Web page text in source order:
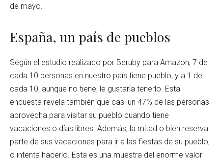
de mayo.
España, un país de pueblos
Según el estudio realizado por Beruby para Amazon, 7 de
cada 10 personas en nuestro país tiene pueblo, y a 1 de
cada 10, aunque no tiene, le gustaría tenerlo. Esta
encuesta revela también que casi un 47% de las personas
aprovecha para visitar su pueblo cuando tiene
vacaciones o días libres. Además, la mitad o bien reserva
parte de sus vacaciones para ir a las fiestas de su pueblo,
o intenta hacerlo. Esta es una muestra del enorme valor